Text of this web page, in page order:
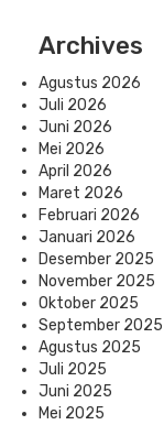
Archives
Agustus 2026
Juli 2026
Juni 2026
Mei 2026
April 2026
Maret 2026
Februari 2026
Januari 2026
Desember 2025
November 2025
Oktober 2025
September 2025
Agustus 2025
Juli 2025
Juni 2025
Mei 2025